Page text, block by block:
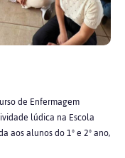
de Enfermagem
lúdica na Escola
aos alunos do 1º e 2º ano,